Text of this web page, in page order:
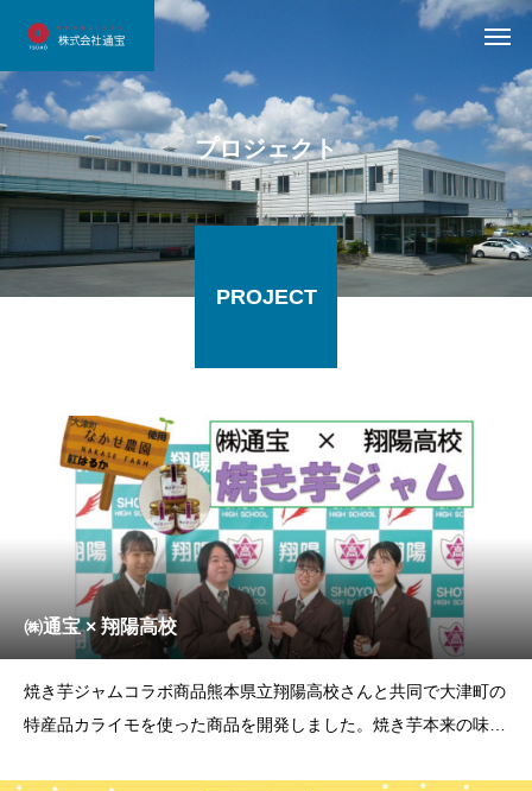
プロジェクト
PROJECT
㈱通宝 × 翔陽高校
焼き芋ジャムコラボ商品熊本県立翔陽高校さんと共同で大津町の
特産品カライモを使った商品を開発しました。焼き芋本来の味を